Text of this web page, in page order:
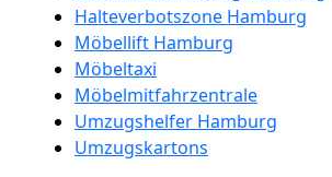
Halteverbotszone Hamburg
Möbellift Hamburg
Möbeltaxi
Möbelmitfahrzentrale
Umzugshelfer Hamburg
Umzugskartons